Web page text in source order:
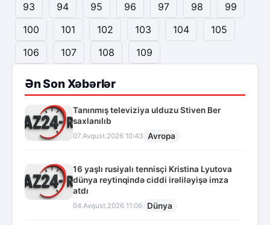
93
94 95 96 97 98
99
100
101 102 103 104
105
106
107 108 109
Ən Son Xəbərlər
Tanınmış televiziya ulduzu Stiven Ber
saxlanılıb
07.Avqust.2026 10:43 Avropa
16 yaşlı rusiyalı tennisçi Kristina Lyutova
dünya reytinqində ciddi irəliləyişə imza
atdı
04.Avqust.2026 11:06 Dünya